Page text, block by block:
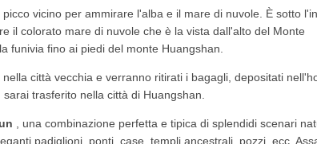
vicino per ammirare l'alba e il mare di nuvole. È sotto
il colorato mare di nuvole che è la vista dall'alto del Monte
funivia fino ai piedi del monte Huangshan.
città vecchia e verranno ritirati i bagagli, depositati
trasferito nella città di Huangshan.
, una combinazione perfetta e tipica di splendidi scenari
padiglioni, ponti, case, templi ancestrali, pozzi, ecc.